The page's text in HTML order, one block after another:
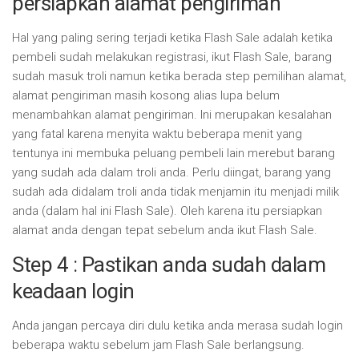
Hal yang paling sering terjadi ketika Flash Sale adalah ketika
pembeli sudah melakukan registrasi, ikut Flash Sale, barang
sudah masuk troli namun ketika berada step pemilihan alamat,
alamat pengiriman masih kosong alias lupa belum
menambahkan alamat pengiriman. Ini merupakan kesalahan
yang fatal karena menyita waktu beberapa menit yang
tentunya ini membuka peluang pembeli lain merebut barang
yang sudah ada dalam troli anda. Perlu diingat, barang yang
sudah ada didalam troli anda tidak menjamin itu menjadi milik
anda (dalam hal ini Flash Sale). Oleh karena itu persiapkan
alamat anda dengan tepat sebelum anda ikut Flash Sale.
Step 4 : Pastikan anda sudah dalam
keadaan login
Anda jangan percaya diri dulu ketika anda merasa sudah login
beberapa waktu sebelum jam Flash Sale berlangsung.